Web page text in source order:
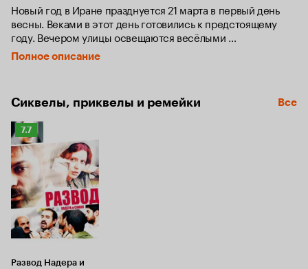
Новый год в Иране празднуется 21 марта в первый день
весны. Веками в этот день готовились к предстоящему
году. Вечером улицы освещаются весёлыми
праздничными фейерверками. Девушку Рухи наняли
помочь в этот день прибраться в одном доме. Она
личной жизни работодателя, которая очень далека от ее
идеала.
Полное описание
Сиквелы, приквелы и ремейки Все
Рейтинг
Кинопоиска
7.7
7.7
Развод Надера и